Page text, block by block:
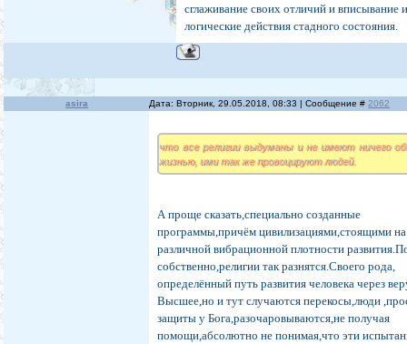
сглаживание своих отличий и вписывание
логические действия стадного состояния.
asira Дата: Вторник, 29.05.2018, 08:33 | Сообщение #2062
что все религии выдуманы и не имеют ничего
жизнью, ими так же провоцируют людей.
А проще сказать,специально созданные
программы,причём цивилизациями,стоящими на
различной вибрационной плотности
собственно,религии так разнятся.Своего рода,
определённый путь развития человека через
Высшее,но и тут случаются перекосы,люди
защиты у Бога,разочаровываются,не получая
помощи,абсолютно не понимая,что эти